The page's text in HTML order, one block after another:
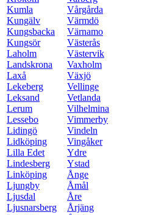
Kumla
Kungälv
Kungsbacka
Kungsör
Laholm
Landskrona
Laxå
Lekeberg
Leksand
Lerum
Lessebo
Lidingö
Lidköping
Lilla Edet
Lindesberg
Linköping
Ljungby
Ljusdal
Ljusnarsberg
Vårgårda
Värmdö
Värnamo
Västerås
Västervik
Vaxholm
Växjö
Vellinge
Vetlanda
Vilhelmina
Vimmerby
Vindeln
Vingåker
Ydre
Ystad
Ånge
Åmål
Åre
Årjäng